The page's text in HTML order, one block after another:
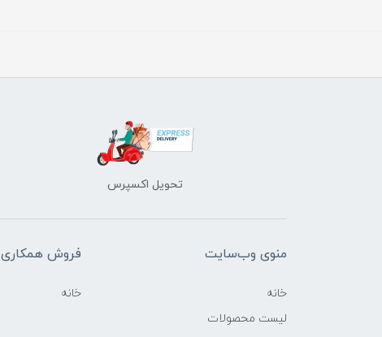
تحویل اکسپرس
منوی وب‌سایت
خانه
لیست محصولات
فروش همکاری
خانه